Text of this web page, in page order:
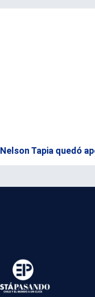
Nelson Tapia quedó